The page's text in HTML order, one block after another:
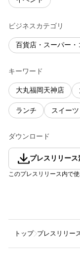
ビジネスカテゴリ
百貨店・スーパー
キーワード
大丸福岡天神店
ランチ スイーツ
ダウンロード
プレスリリース
このプレスリリース内で
トップ プレスリリー